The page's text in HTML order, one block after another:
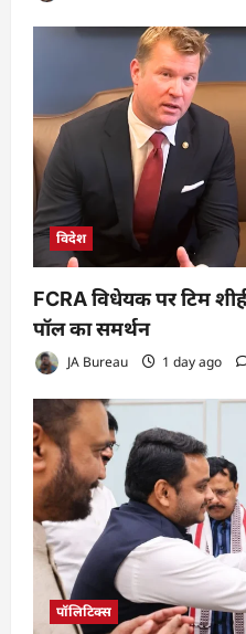
विदेश
FCRA विधेयक पर टिम
पॉल का समर्थन
JA Bureau 1 day ago
पॉलिटिक्स